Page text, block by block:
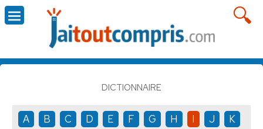
DICTIONNAIRE
A B C D E F G H I J
K